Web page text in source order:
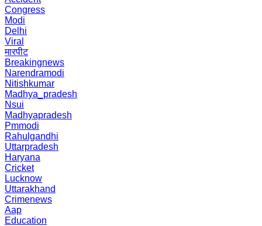
Congress
Modi
Delhi
Viral
मारपीट
Breakingnews
Narendramodi
Nitishkumar
Madhya_pradesh
Nsui
Madhyapradesh
Pmmodi
Rahulgandhi
Uttarpradesh
Haryana
Cricket
Lucknow
Uttarakhand
Crimenews
Aap
Education